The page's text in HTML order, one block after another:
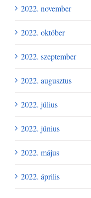
2022. november
2022. október
2022. szeptember
2022. augusztus
2022. július
2022. június
2022. május
2022. április